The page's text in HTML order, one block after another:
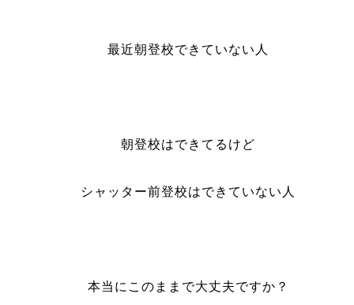
最近朝登校できていない人
朝登校はできてるけど
シャッター前登校はできていない人
本当にこのままで大丈夫ですか？